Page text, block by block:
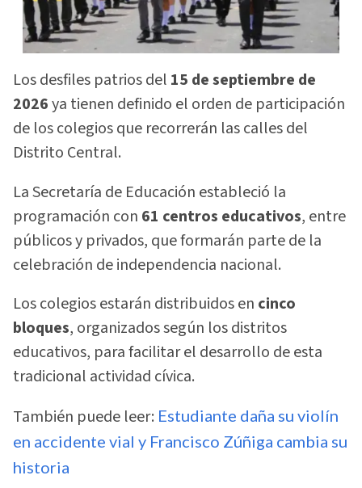
Los desfiles patrios del 15 de septiembre de
2026ya tienen definido el orden de participación
de los colegios que recorrerán las calles del
Distrito Central.
La Secretaría de Educación estableció la
programación con 61 centros educativos, entre
públicos y privados, que formarán parte de la
celebración de independencia nacional.
Los colegios estarán distribuidos en cinco
bloques, organizados según los distritos
educativos, para facilitar el desarrollo de esta
tradicional actividad cívica.
También puede leer: Estudiante daña su violín
en accidente vial y Francisco Zúñiga cambia su
historia